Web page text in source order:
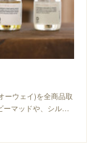
ーウェイ)を全商品取
ーマッドや、シル…